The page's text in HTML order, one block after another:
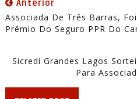
Anterior
Associada De Três Barras,
Prêmio Do Seguro PPR Do
Sicredi Grandes Lagos
Para